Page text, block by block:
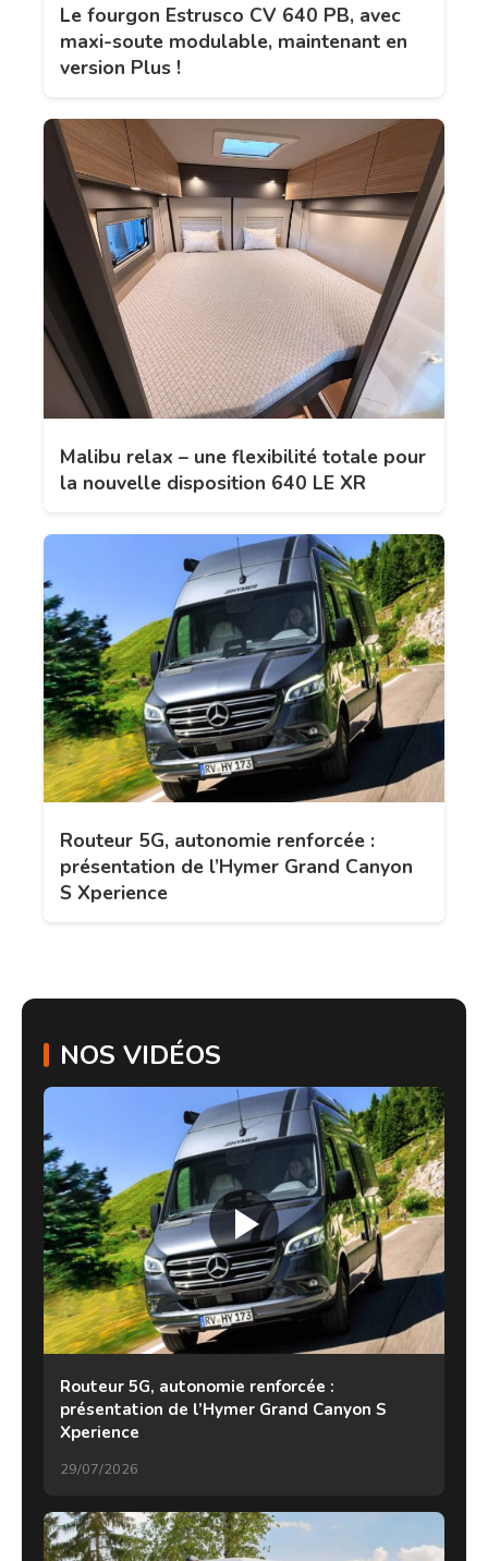
Le fourgon Estrusco CV 640 PB, avec
maxi-soute modulable, maintenant en
version Plus !
Malibu relax – une flexibilité totale pour
la nouvelle disposition 640 LE XR
Routeur 5G, autonomie renforcée :
présentation de l’Hymer Grand Canyon
S Xperience
NOS VIDÉOS
Routeur 5G, autonomie renforcée :
présentation de l’Hymer Grand Canyon S
Xperience
29/07/2026